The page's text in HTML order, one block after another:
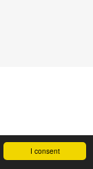
I consent